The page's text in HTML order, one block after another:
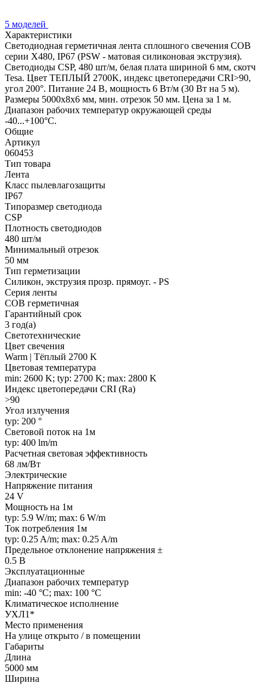
5 моделей
Характеристики
Светодиодная герметичная лента сплошного свечения COB
серии X480, IP67 (PSW - матовая силиконовая экструзия).
Светодиоды CSP, 480 шт/м, белая плата шириной 6 мм, скотч
Tesa. Цвет ТЕПЛЫЙ 2700K, индекс цветопередачи CRI>90,
угол 200°. Питание 24 В, мощность 6 Вт/м (30 Вт на 5 м).
Размеры 5000x8x6 мм, мин. отрезок 50 мм. Цена за 1 м.
Диапазон рабочих температур окружающей среды
-40...+100°С.
Общие
Артикул
060453
Тип товара
Лента
Класс пылевлагозащиты
IP67
Типоразмер светодиода
CSP
Плотность светодиодов
480 шт/м
Минимальный отрезок
50 мм
Тип герметизации
Силикон, экструзия прозр. прямоуг. - PS
Серия ленты
COB герметичная
Гарантийный срок
3 год(а)
Светотехнические
Цвет свечения
Warm | Тёплый 2700 K
Цветовая температура
min: 2600 K; typ: 2700 K; max: 2800 K
Индекс цветопередачи CRI (Ra)
>90
Угол излучения
typ: 200 °
Световой поток на 1м
typ: 400 lm/m
Расчетная световая эффективность
68 лм/Вт
Электрические
Напряжение питания
24 V
Мощность на 1м
typ: 5.9 W/m; max: 6 W/m
Ток потребления 1м
typ: 0.25 A/m; max: 0.25 A/m
Предельное отклонение напряжения ±
0.5 В
Эксплуатационные
Диапазон рабочих температур
min: -40 °C; max: 100 °C
Климатическое исполнение
УХЛ1*
Место применения
На улице открыто / в помещении
Габариты
Длина
5000 мм
Ширина